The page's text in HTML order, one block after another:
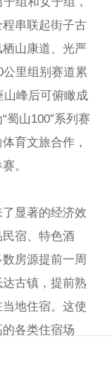
串联起街子古
山康道、光严
里组别赛道累
山峰后可俯瞰成
蜀山100”系列赛
育文旅合作，
。
显著的经济效
宿、特色酒
房源提前一周
古镇，提前熟
地住宿。这使
各类住宿场
状态，有效提